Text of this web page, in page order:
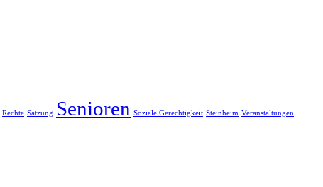
Rechte Satzung Senioren Soziale Gerechtigkeit Steinheim Veranstaltungen